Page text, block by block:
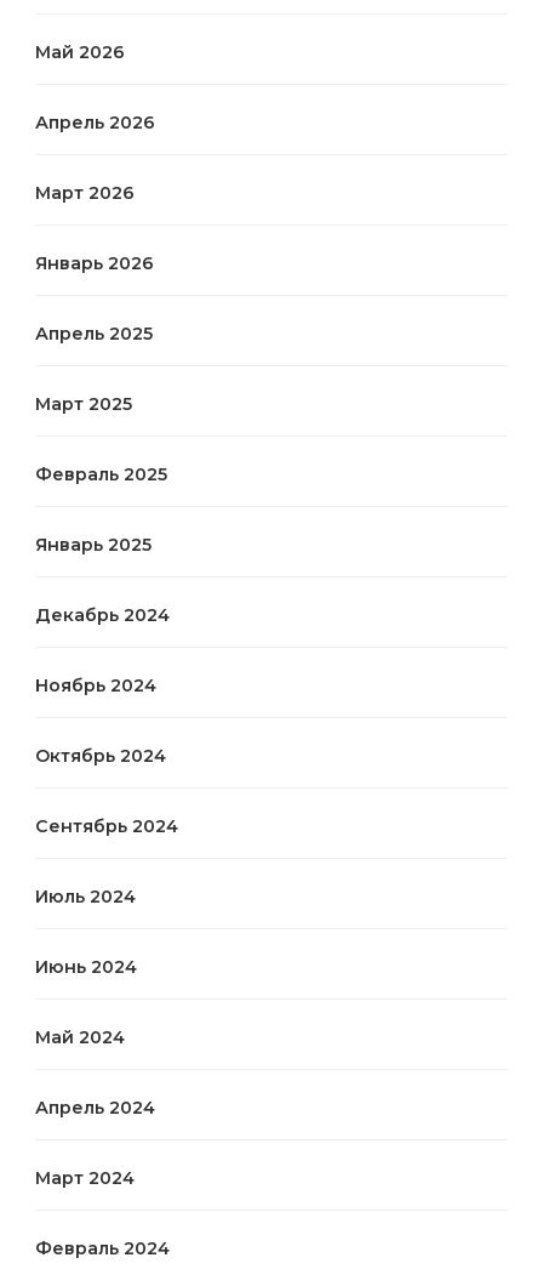
Май 2026
Апрель 2026
Март 2026
Январь 2026
Апрель 2025
Март 2025
Февраль 2025
Январь 2025
Декабрь 2024
Ноябрь 2024
Октябрь 2024
Сентябрь 2024
Июль 2024
Июнь 2024
Май 2024
Апрель 2024
Март 2024
Февраль 2024